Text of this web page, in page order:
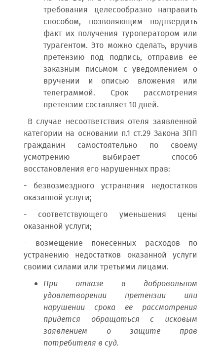
требования целесообразно направить
способом, позволяющим подтвердить
факт их получения туроператором или
турагентом. Это можно сделать, вручив
претензию под подпись, отправив ее
заказным письмом с уведомлением о
вручении и описью вложения или
телеграммой. Срок рассмотрения
претензии составляет 10 дней.
В случае несоответствия отеля заявленной
категории на основании п.1 ст.29 Закона ЗПП
гражданин самостоятельно по своему
усмотрению выбирает способ
восстановления его нарушенных прав:
- безвозмездного устранения недостатков
оказанной услуги;
- соответствующего уменьшения цены
оказанной услуги;
- возмещение понесенных расходов по
устранению недостатков оказанной услуги
своими силами или третьими лицами.
При отказе в добровольном
удовлетворении претензии или
нарушении срока ее рассмотрения
придется обращаться с исковым
заявлением о защите прав
потребителя в суд.